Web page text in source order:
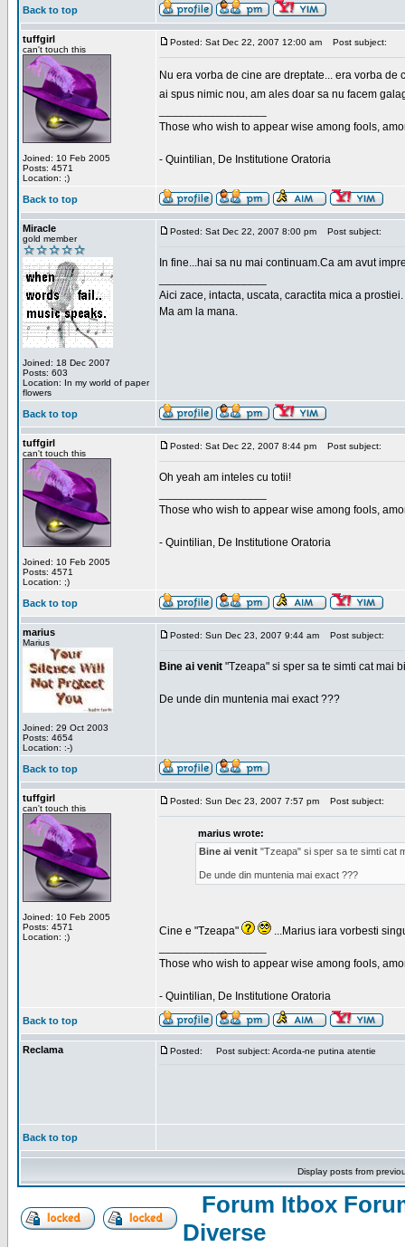
Back to top
tuffgirl
can't touch this
Joined: 10 Feb 2005
Posts: 4571
Location: ;)
Posted: Sat Dec 22, 2007 12:00 am Post subject:
Nu era vorba de cine are dreptate... era vorba
ai spus nimic nou, am ales doar sa nu facem
Those who wish to appear wise among fools,
- Quintilian, De Institutione Oratoria
Back to top
Miracle
gold member
Joined: 18 Dec 2007
Posts: 603
Location: In my world of paper
flowers
Posted: Sat Dec 22, 2007 8:00 pm Post subject:
In fine...hai sa nu mai continuam.Ca am avut
Aici zace, intacta, uscata, caractita mica a prostiei.
Ma am la mana.
Back to top
tuffgirl
can't touch this
Joined: 10 Feb 2005
Posts: 4571
Location: ;)
Posted: Sat Dec 22, 2007 8:44 pm Post subject:
Oh yeah am inteles cu totii!
Those who wish to appear wise among fools,
- Quintilian, De Institutione Oratoria
Back to top
marius
Marius
Joined: 29 Oct 2003
Posts: 4654
Location: :-)
Posted: Sun Dec 23, 2007 9:44 am Post subject:
Bine ai venit "Tzeapa" si sper sa te simti cat mai
De unde din muntenia mai exact ???
Back to top
tuffgirl
can't touch this
Joined: 10 Feb 2005
Posts: 4571
Location: ;)
Posted: Sun Dec 23, 2007 7:57 pm Post subject:
marius wrote:
Bine ai venit "Tzeapa" si sper sa te simti cat
De unde din muntenia mai exact ???
Cine e "Tzeapa"
...Marius iara vorbesti
Those who wish to appear wise among fools,
- Quintilian, De Institutione Oratoria
Back to top
Reclama Posted: Post subject: Acorda-ne putina atentie
Back to top
Display posts from
Forum Itbox
Diverse